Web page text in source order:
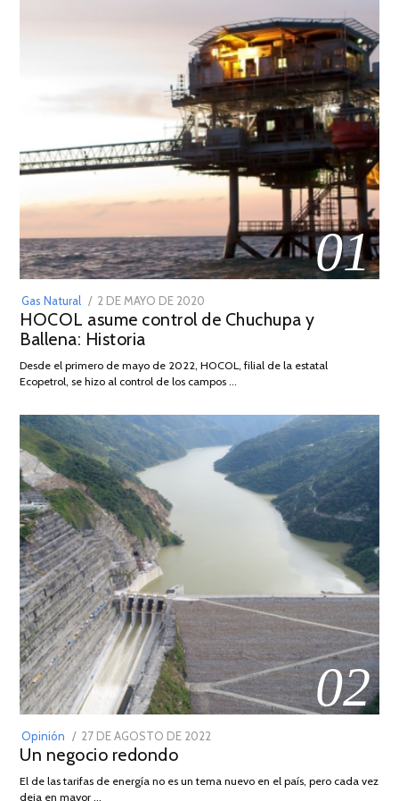
01
Gas Natural
POSTED
ON
2 DE MAYO DE 2020
DE
2026
HOCOL asume control de Chuchupa y
Ballena: Historia
Desde el primero de mayo de 2022, HOCOL, filial de la estatal
Ecopetrol, se hizo al control de los campos …
02
Opinión
POSTED
ON
27 DE AGOSTO DE 2022
DE
Un negocio redondo
El de las tarifas de energía no es un tema nuevo en el país, pero cada vez
deja en mayor …